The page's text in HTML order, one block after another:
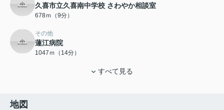
久喜市立久喜南中学校 さわやか相談室
678ｍ（9分）
その他
蓮江病院
1047ｍ（14分）
すべて見る
地図